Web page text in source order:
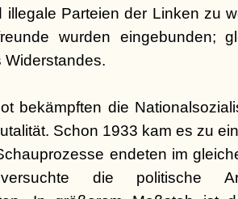
illegale Parteien der Linken zu
wurden eingebunden;
Widerstandes.
bekämpften die
Schon 1933 kam es zu
endeten im
die politische